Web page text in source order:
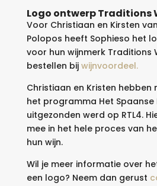
Logo ontwerp Traditions
Voor Christiaan en Kirsten
Polopos heeft Sophieso het
voor hun wijnmerk Traditions
bestellen bij wijnvoordeel.
Christiaan en Kristen
het programma Het
uitgezonden werd op RTL4.
mee in het hele proces van
hun wijn.
Wil je meer informatie over
een logo? Neem dan gerust